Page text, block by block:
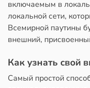
включаемым в
локальной сети,
Всемирной паутины
внешний,
Как узнать свой
Самый простой